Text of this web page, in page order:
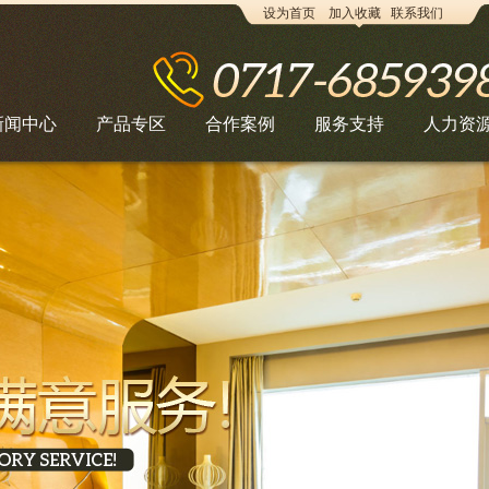
设为首页 加入收藏 联系我们
闻中心 产品专区 合作案例 服务支持 人力资